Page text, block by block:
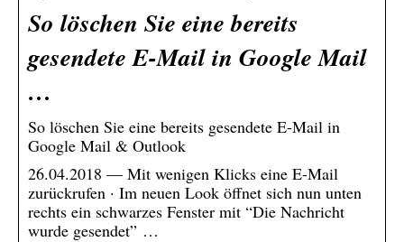
So löschen Sie eine bereits
gesendete E-Mail in Google Mail
…
So löschen Sie eine bereits gesendete E-Mail in
Google Mail & Outlook
26.04.2018 — Mit wenigen Klicks eine E-Mail
zurückrufen · Im neuen Look öffnet sich nun unten
rechts ein schwarzes Fenster mit “Die Nachricht
wurde gesendet” …